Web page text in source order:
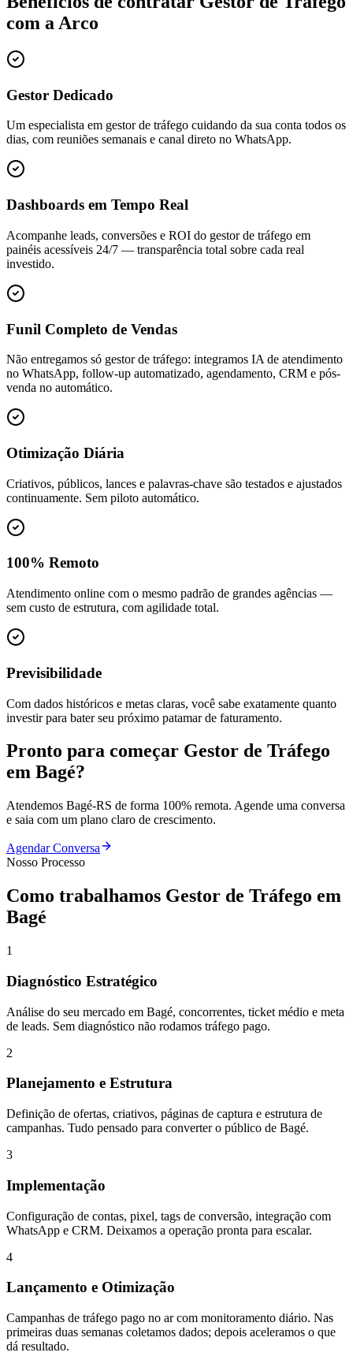
com a Arco
Gestor Dedicado
Um especialista em gestor de tráfego cuidando da sua conta todos os
dias, com reuniões semanais e canal direto no WhatsApp.
Dashboards em Tempo Real
Acompanhe leads, conversões e ROI do gestor de tráfego em
painéis acessíveis 24/7 — transparência total sobre cada real
investido.
Funil Completo de Vendas
Não entregamos só gestor de tráfego: integramos IA de atendimento
no WhatsApp, follow-up automatizado, agendamento, CRM e pós-
venda no automático.
Otimização Diária
Criativos, públicos, lances e palavras-chave são testados e ajustados
continuamente. Sem piloto automático.
100% Remoto
Atendimento online com o mesmo padrão de grandes agências —
sem custo de estrutura, com agilidade total.
Previsibilidade
Com dados históricos e metas claras, você sabe exatamente quanto
investir para bater seu próximo patamar de faturamento.
Pronto para começar Gestor de Tráfego
em Bagé?
Atendemos Bagé-RS de forma 100% remota. Agende uma conversa
e saia com um plano claro de crescimento.
Agendar Conversa
Nosso Processo
Como trabalhamos Gestor de Tráfego em
Bagé
1
Diagnóstico Estratégico
Análise do seu mercado em Bagé, concorrentes, ticket médio e meta
de leads. Sem diagnóstico não rodamos tráfego pago.
2
Planejamento e Estrutura
Definição de ofertas, criativos, páginas de captura e estrutura de
campanhas. Tudo pensado para converter o público de Bagé.
3
Implementação
Configuração de contas, pixel, tags de conversão, integração com
WhatsApp e CRM. Deixamos a operação pronta para escalar.
4
Lançamento e Otimização
Campanhas de tráfego pago no ar com monitoramento diário. Nas
primeiras duas semanas coletamos dados; depois aceleramos o que
dá resultado.